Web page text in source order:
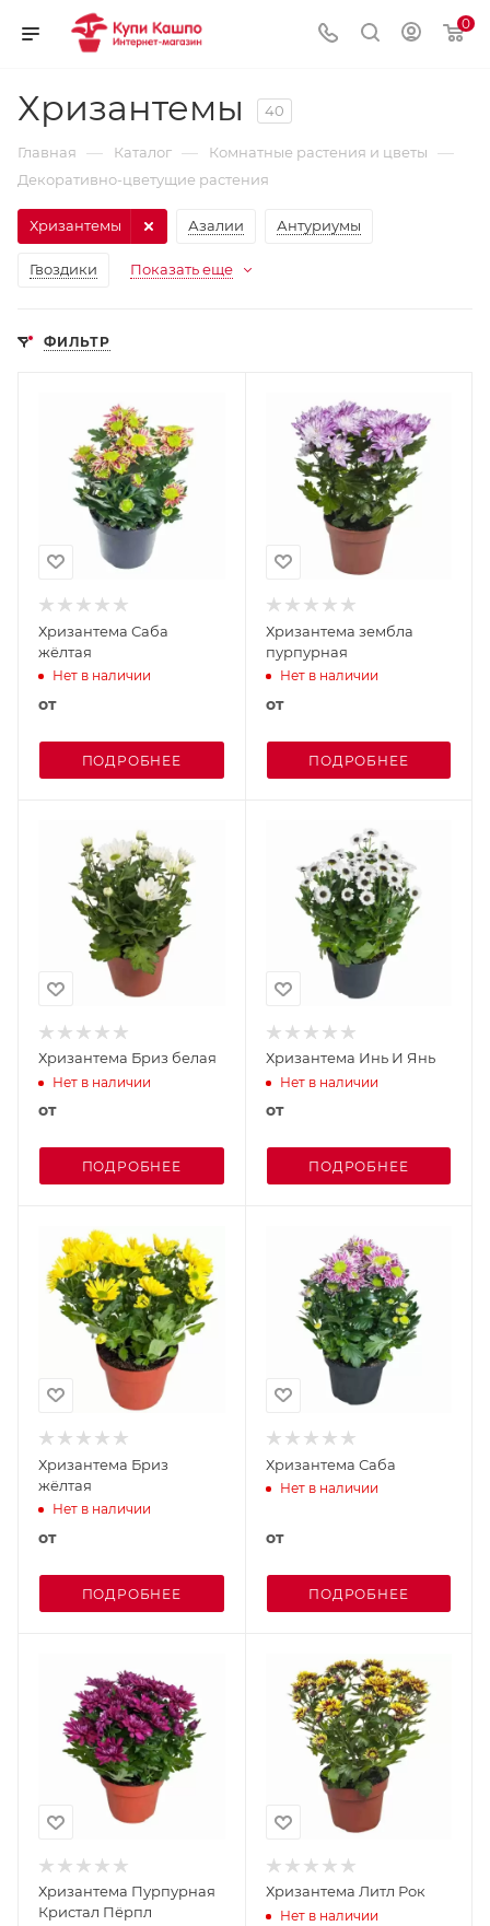
0
Хризантемы 40
Главная — Каталог — Комнатные растения и цветы —
Декоративно-цветущие растения
Азалии Антуриумы
Гвоздики
Хризантемы
Показать еще
ФИЛЬТР
Хризантема Саба
жёлтая
Нет в наличии
от
ПОДРОБНЕЕ
Хризантема зембла
пурпурная
Нет в наличии
от
ПОДРОБНЕЕ
Хризантема Бриз белая
Нет в наличии
от
ПОДРОБНЕЕ
Хризантема Инь И Янь
Нет в наличии
от
ПОДРОБНЕЕ
Хризантема Бриз
жёлтая
Нет в наличии
от
ПОДРОБНЕЕ
Хризантема Саба
Нет в наличии
от
ПОДРОБНЕЕ
Хризантема Пурпурная
Кристал Пёрпл
Хризантема Литл Рок
Нет в наличии